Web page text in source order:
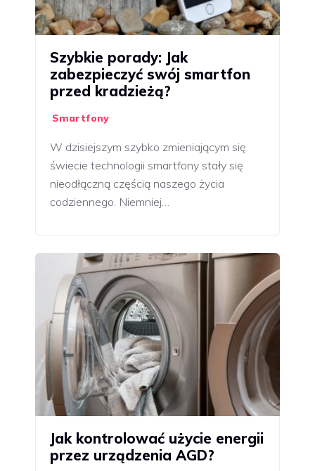
Szybkie porady: Jak
zabezpieczyć swój smartfon
przed kradzieżą?
Smartfony
W dzisiejszym szybko zmieniającym się
świecie technologii smartfony stały się
nieodłączną częścią naszego życia
codziennego. Niemniej…
Jak kontrolować użycie energii
przez urządzenia AGD?